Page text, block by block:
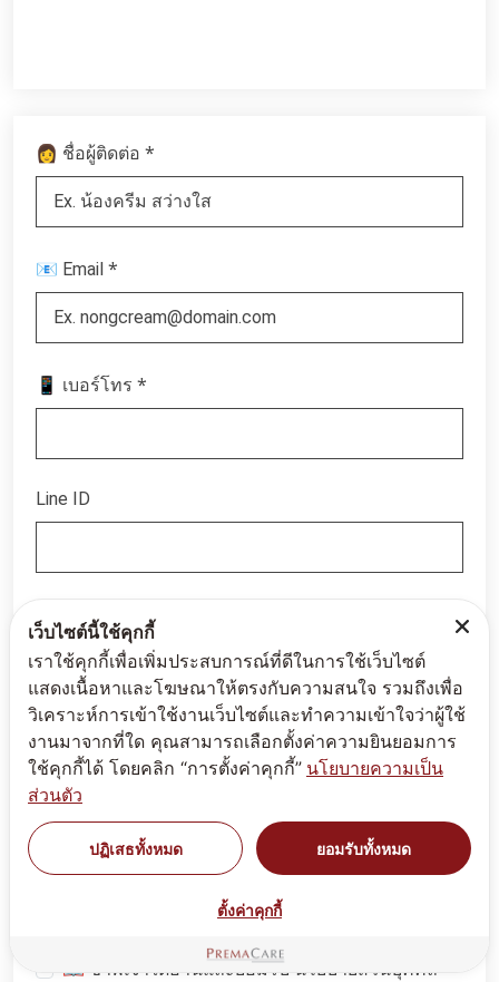
👩 ชื่อผู้ติดต่อ *
📧 Email *
📱 เบอร์โทร *
Line ID
📝 รายละเอียด
📖 ข้าพเจ้าได้อ่านและยอมรับ นโยบายส่วนบุคคล
เว็บไซต์นี้ใช้คุกกี้
เราใช้คุกกี้เพื่อเพิ่มประสบการณ์ที่ดีในการใช้เว็บไซต์
แสดงเนื้อหาและโฆษณาให้ตรงกับความสนใจ รวมถึงเพื่อ
วิเคราะห์การเข้าใช้งานเว็บไซต์และทำความเข้าใจว่าผู้ใช้
งานมาจากที่ใด คุณสามารถเลือกตั้งค่าความยินยอมการ
ใช้คุกกี้ได้ โดยคลิก “การตั้งค่าคุกกี้” นโยบายความเป็น
ส่วนตัว
ปฏิเสธทั้งหมด ยอมรับทั้งหมด
ตั้งค่าคุกกี้